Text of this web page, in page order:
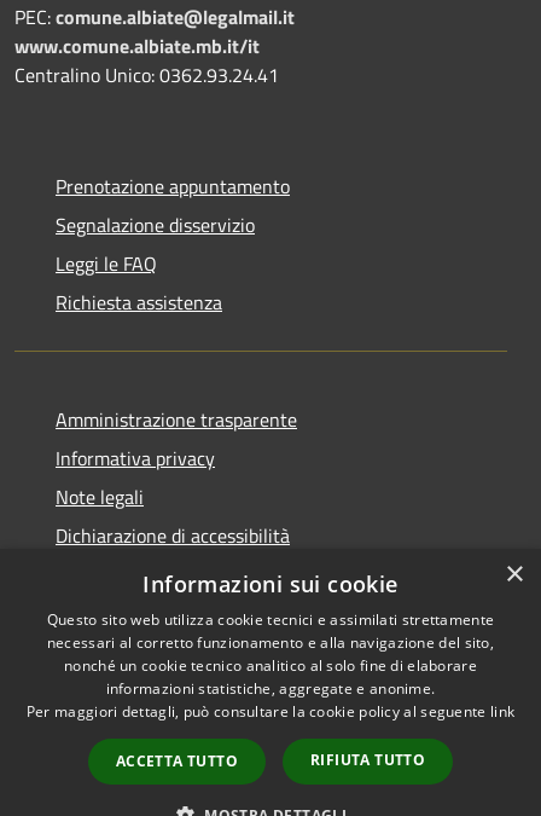
PEC:comune.albiate@legalmail.it
www.comune.albiate.mb.it/it
Centralino Unico: 0362.93.24.41
Prenotazione appuntamento
Segnalazione disservizio
Leggi le FAQ
Richiesta assistenza
Amministrazione trasparente
Informativa privacy
Note legali
Dichiarazione di accessibilità
Obbietivi di accessibilità
Accessibilità
Copyright © 2026 • Comune di
Albiate • Powered by
Municipium•
Accesso
redazione
×
Informazioni sui cookie
Questo sito web utilizza cookie tecnici e assimilati strettamente
necessari al corretto funzionamento e alla navigazione del sito,
nonché un cookie tecnico analitico al solo fine di elaborare
informazioni statistiche, aggregate e anonime.
Per maggiori dettagli, può consultare la cookie policy al seguente link
ACCETTA TUTTO RIFIUTA TUTTO